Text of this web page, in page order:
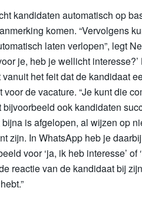
kandidaten automatisch op
komen. “Vervolgens
laten verlopen”, legt
je, heb je wellicht
het feit dat de kandidaat
voor de vacature. “Je kunt die
bijvoorbeeld ook kandidaten
is afgelopen, al wijzen op
zijn. In WhatsApp heb je
voor ‘ja, ik heb interesse’ of
reactie van de kandidaat bij